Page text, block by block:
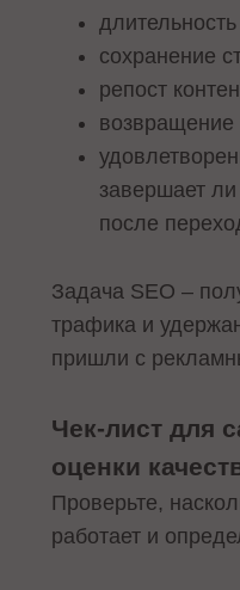
сохранение
репост
возвращение
завершает
после
Задача SEO –
трафика и
пришли с
Чек-лист для
оценки
Проверьте,
работает и